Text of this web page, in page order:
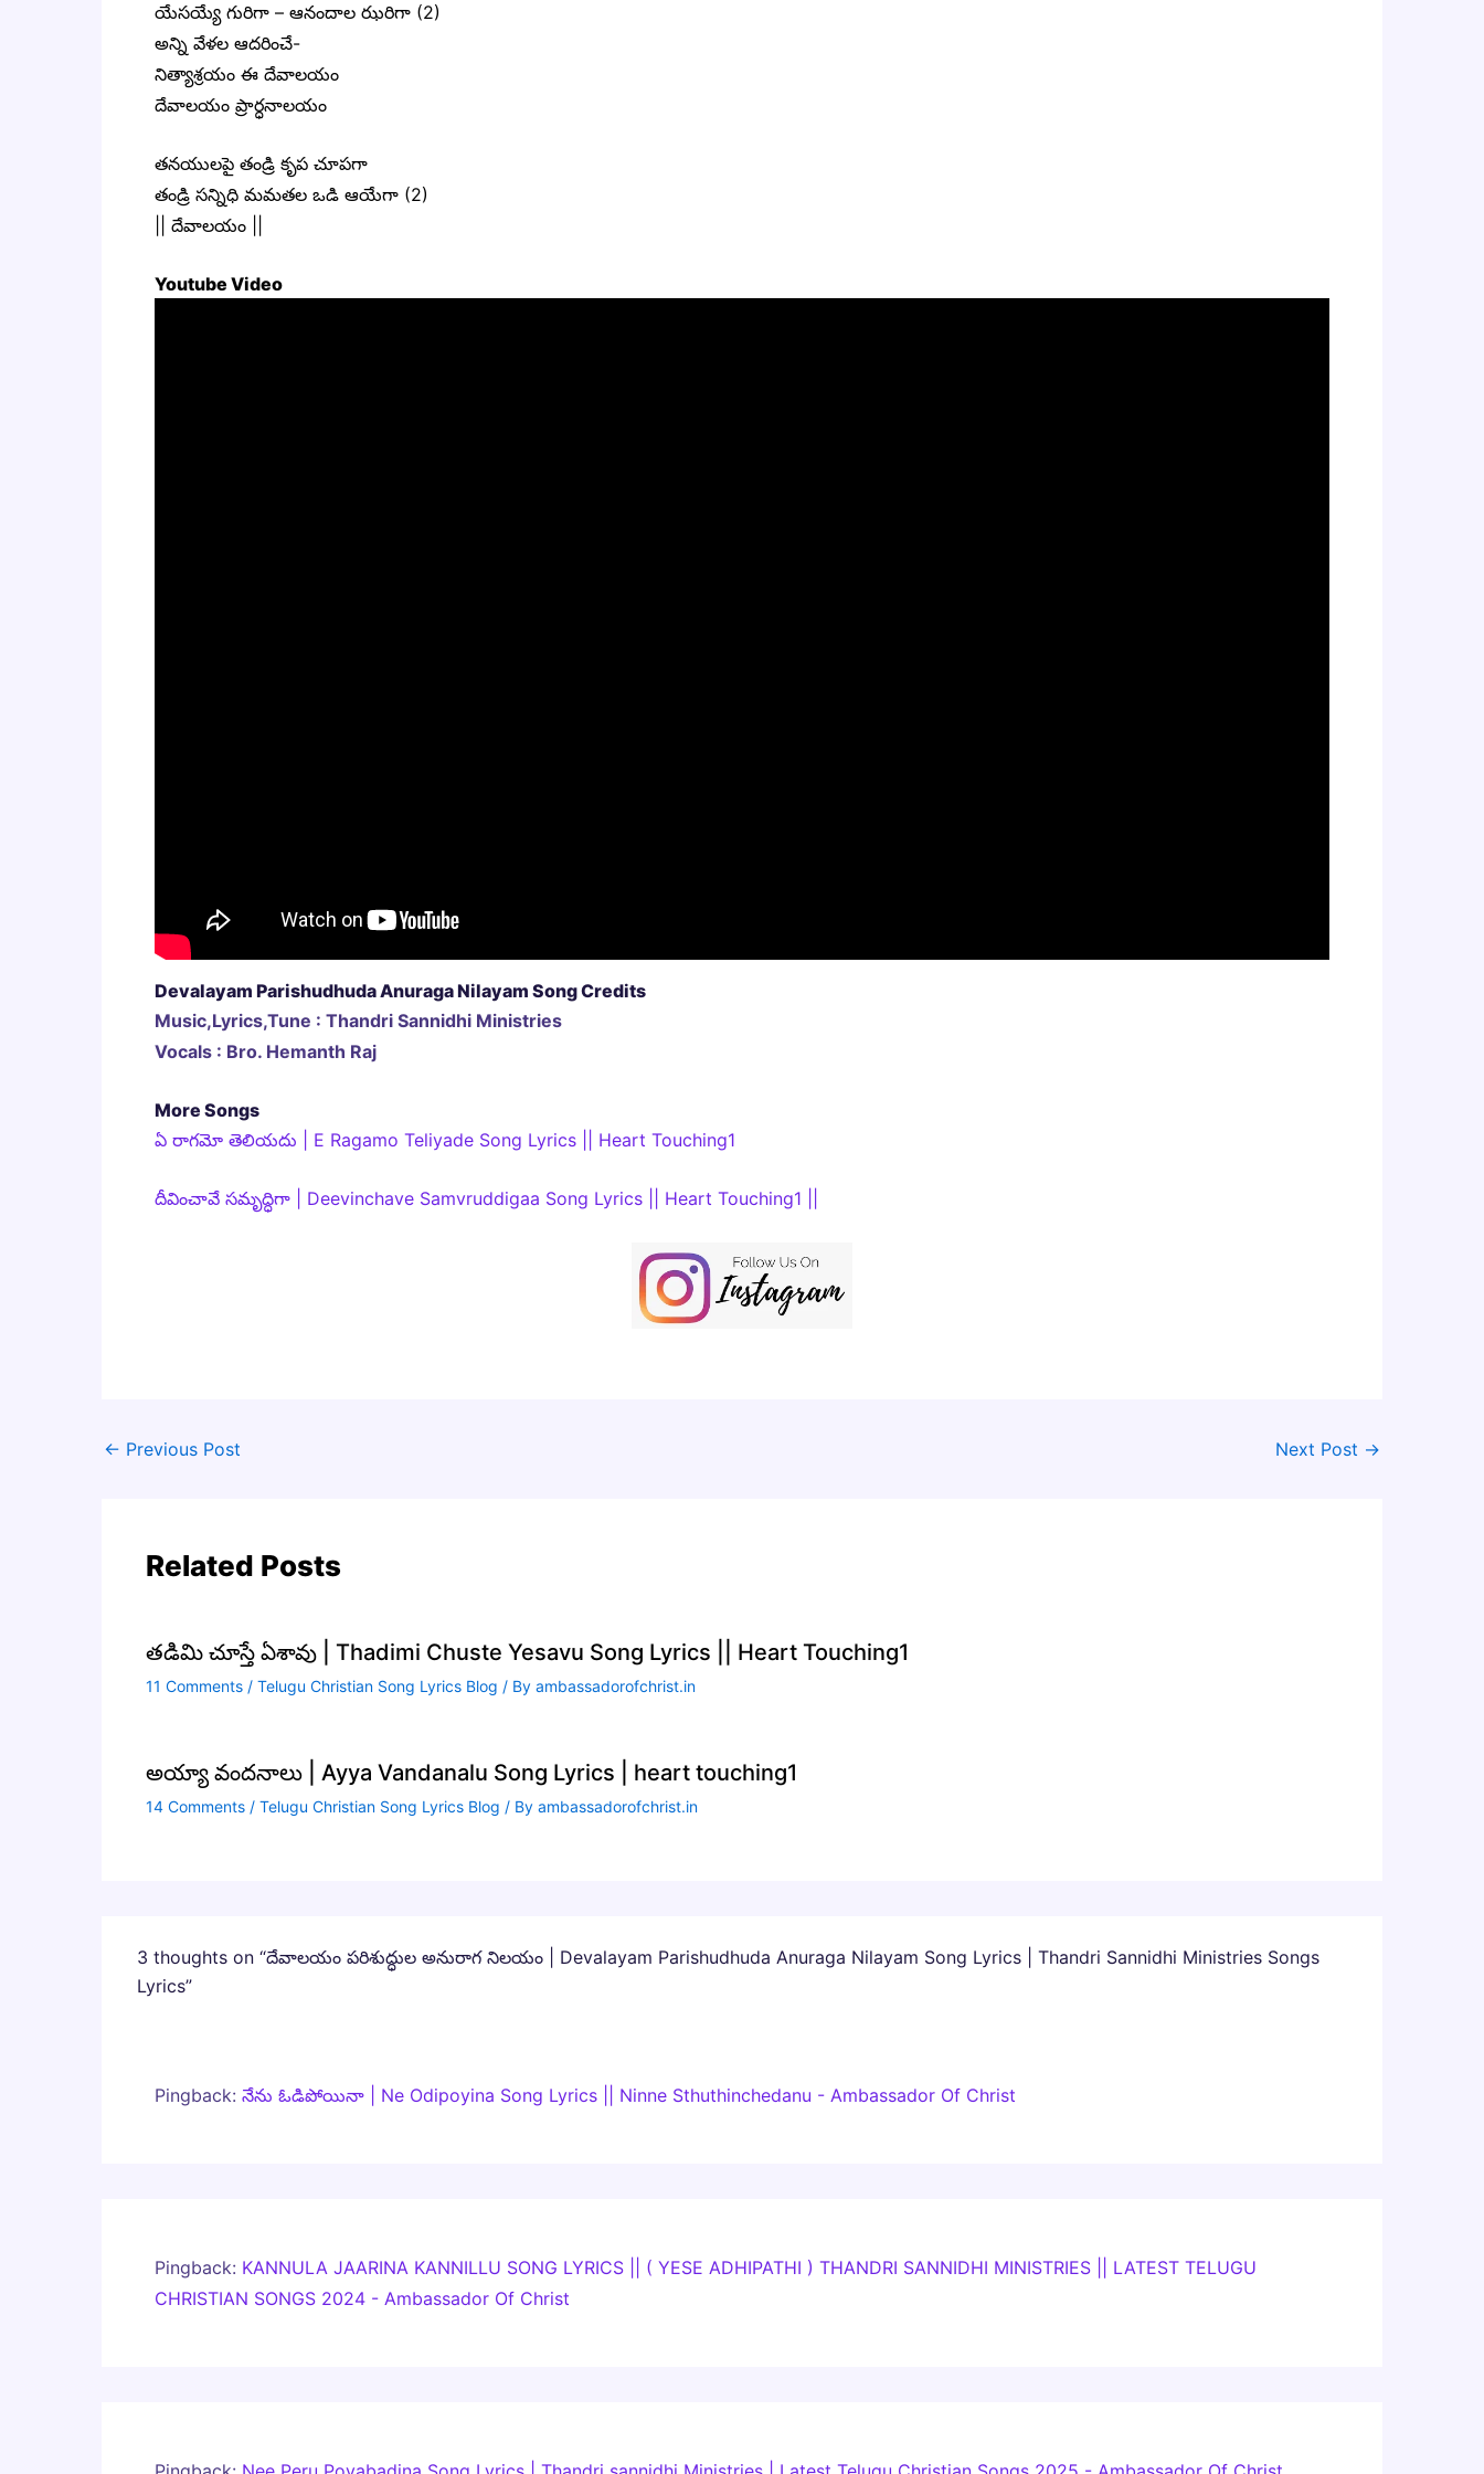
యేసయ్యే గురిగా – ఆనందాల ఝరిగా (2)
అన్ని వేళల ఆదరించే-
నిత్యాశ్రయం ఈ దేవాలయం
దేవాలయం ప్రార్ధనాలయం
తనయులపై తండ్రి కృప చూపగా
తండ్రి సన్నిధి మమతల ఒడి ఆయేగా (2)
|| దేవాలయం ||
Youtube Video
Devalayam Parishudhuda Anuraga Nilayam Song Credits
Music,Lyrics,Tune : Thandri Sannidhi Ministries
Vocals : Bro. Hemanth Raj
More Songs
ఏ రాగమో తెలియదు | E Ragamo Teliyade Song Lyrics || Heart Touching1
దీవించావే సమృద్ధిగా | Deevinchave Samvruddigaa Song Lyrics || Heart Touching1 ||
← Previous Post Next Post →
Related Posts
తడిమి చూస్తే ఏశావు | Thadimi Chuste Yesavu Song Lyrics || Heart Touching1
11 Comments / Telugu Christian Song Lyrics Blog / By ambassadorofchrist.in
అయ్యా వందనాలు | Ayya Vandanalu Song Lyrics | heart touching1
14 Comments / Telugu Christian Song Lyrics Blog / By ambassadorofchrist.in
3 thoughts on “దేవాలయం పరిశుద్ధుల అనురాగ నిలయం | Devalayam Parishudhuda Anuraga Nilayam Song Lyrics | Thandri Sannidhi Ministries Songs
Lyrics”
Pingback: నేను ఓడిపోయినా | Ne Odipoyina Song Lyrics || Ninne Sthuthinchedanu - Ambassador Of Christ
Pingback: KANNULA JAARINA KANNILLU SONG LYRICS || ( YESE ADHIPATHI ) THANDRI SANNIDHI MINISTRIES || LATEST TELUGU
CHRISTIAN SONGS 2024 - Ambassador Of Christ